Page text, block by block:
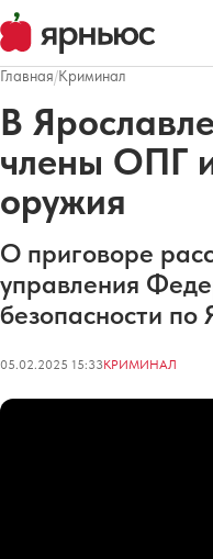
Главная/Криминал
В
члены ОПГ
оружия
О приговоре
управления
безопасности по
05.02.2025 15:33КРИМИНАЛ